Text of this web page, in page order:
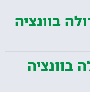
בוונציה
בוונציה